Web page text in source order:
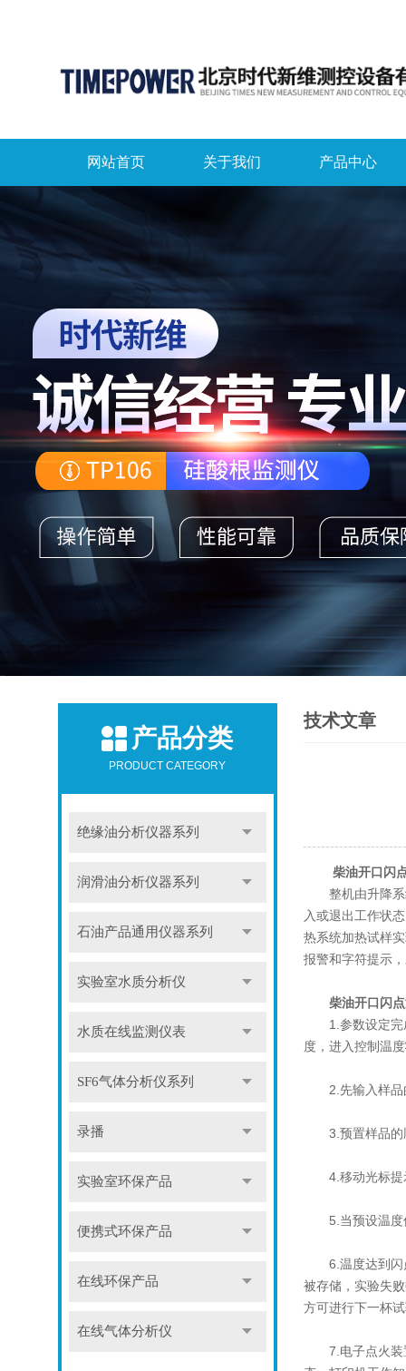
网站首页 关于我们 产品中心
产品分类
PRODUCT CATEGORY
绝缘油分析仪器系列
润滑油分析仪器系列
石油产品通用仪器系列
实验室水质分析仪
水质在线监测仪表
SF6气体分析仪系列
录播
实验室环保产品
便携式环保产品
在线环保产品
在线气体分析仪
技术文章
柴油开口闪
整机由升降系统
入或退出工作状
热系统加热试样
报警和字符提示
柴油开口闪
1.参数设定完成
度，进入控制温
2.先输入样品的
3.预置样品的顺
4.移动光标提示
5.当预设温度
6.温度达到闪点
被存储，实验失
方可进行下一杯
7.电子点火装置